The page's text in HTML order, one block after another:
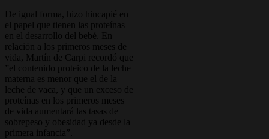
De igual forma, hizo hincapié en
el papel que tienen las proteínas
en el desarrollo del bebé. En
relación a los primeros meses de
vida, Martín de Carpi recordó que
”el contenido proteico de la leche
materna es menor que el de la
leche de vaca, y que un exceso de
proteínas en los primeros meses
de vida aumentará las tasas de
sobrepeso y obesidad ya desde la
primera infancia”.